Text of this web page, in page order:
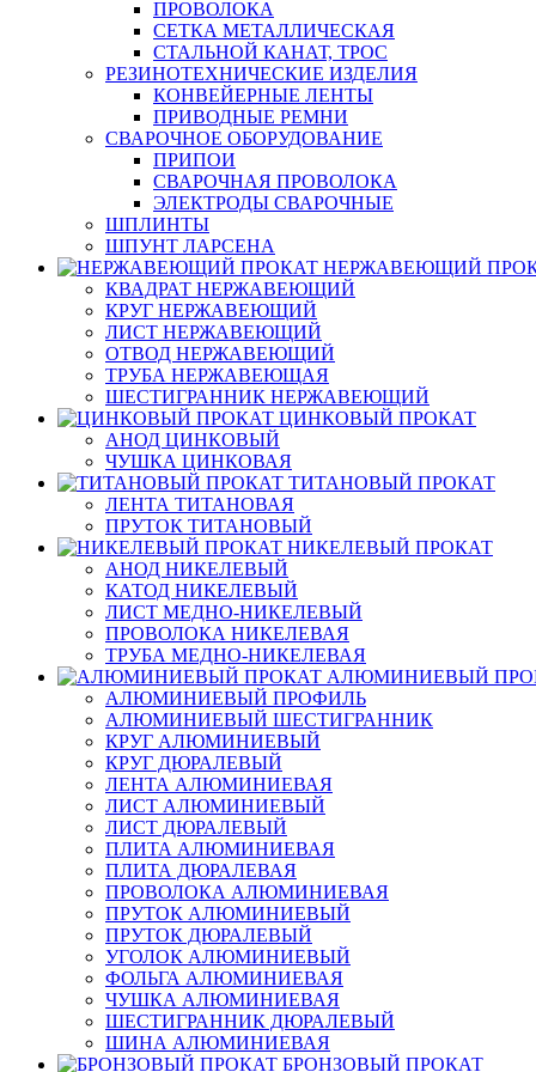
ПРОВОЛОКА
СЕТКА МЕТАЛЛИЧЕСКАЯ
СТАЛЬНОЙ КАНАТ, ТРОС
РЕЗИНОТЕХНИЧЕСКИЕ ИЗДЕЛИЯ
КОНВЕЙЕРНЫЕ ЛЕНТЫ
ПРИВОДНЫЕ РЕМНИ
СВАРОЧНОЕ ОБОРУДОВАНИЕ
ПРИПОИ
СВАРОЧНАЯ ПРОВОЛОКА
ЭЛЕКТРОДЫ СВАРОЧНЫЕ
ШПЛИНТЫ
ШПУНТ ЛАРСЕНА
НЕРЖАВЕЮЩИЙ
КВАДРАТ НЕРЖАВЕЮЩИЙ
КРУГ НЕРЖАВЕЮЩИЙ
ЛИСТ НЕРЖАВЕЮЩИЙ
ОТВОД НЕРЖАВЕЮЩИЙ
ТРУБА НЕРЖАВЕЮЩАЯ
ШЕСТИГРАННИК НЕРЖАВЕЮЩИЙ
ЦИНКОВЫЙ ПРОКАТ
АНОД ЦИНКОВЫЙ
ЧУШКА ЦИНКОВАЯ
ТИТАНОВЫЙ ПРОКАТ
ЛЕНТА ТИТАНОВАЯ
ПРУТОК ТИТАНОВЫЙ
НИКЕЛЕВЫЙ ПРОКАТ
АНОД НИКЕЛЕВЫЙ
КАТОД НИКЕЛЕВЫЙ
ЛИСТ МЕДНО-НИКЕЛЕВЫЙ
ПРОВОЛОКА НИКЕЛЕВАЯ
ТРУБА МЕДНО-НИКЕЛЕВАЯ
АЛЮМИНИЕВЫЙ
АЛЮМИНИЕВЫЙ ПРОФИЛЬ
АЛЮМИНИЕВЫЙ ШЕСТИГРАННИК
КРУГ АЛЮМИНИЕВЫЙ
КРУГ ДЮРАЛЕВЫЙ
ЛЕНТА АЛЮМИНИЕВАЯ
ЛИСТ АЛЮМИНИЕВЫЙ
ЛИСТ ДЮРАЛЕВЫЙ
ПЛИТА АЛЮМИНИЕВАЯ
ПЛИТА ДЮРАЛЕВАЯ
ПРОВОЛОКА АЛЮМИНИЕВАЯ
ПРУТОК АЛЮМИНИЕВЫЙ
ПРУТОК ДЮРАЛЕВЫЙ
УГОЛОК АЛЮМИНИЕВЫЙ
ФОЛЬГА АЛЮМИНИЕВАЯ
ЧУШКА АЛЮМИНИЕВАЯ
ШЕСТИГРАННИК ДЮРАЛЕВЫЙ
ШИНА АЛЮМИНИЕВАЯ
БРОНЗОВЫЙ ПРОКАТ